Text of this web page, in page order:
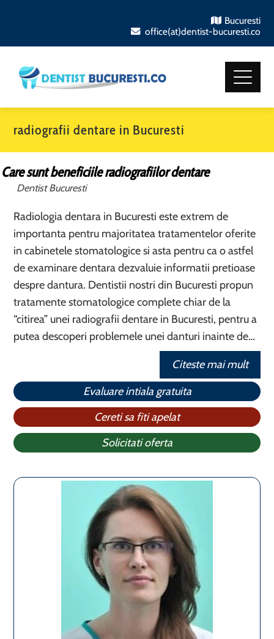
Bucuresti
office(at)dentist-bucuresti.co
radiografii dentare in Bucuresti
Care sunt beneficiile radiografiilor dentare
Dentist Bucuresti
Radiologia dentara in Bucuresti este extrem de
importanta pentru majoritatea tratamentelor oferite
in cabinetele stomatologice si asta pentru ca o astfel
de examinare dentara dezvaluie informatii pretioase
despre dantura. Dentistii nostri din Bucuresti propun
tratamente stomatologice complete chiar de la
“citirea” unei radiografii dentare in Bucuresti, pentru a
putea descoperi problemele unei danturi inainte de…
Citeste mai mult
Evaluare intiala gratuita
Cereti sa fiti apelat
Solicitati oferta